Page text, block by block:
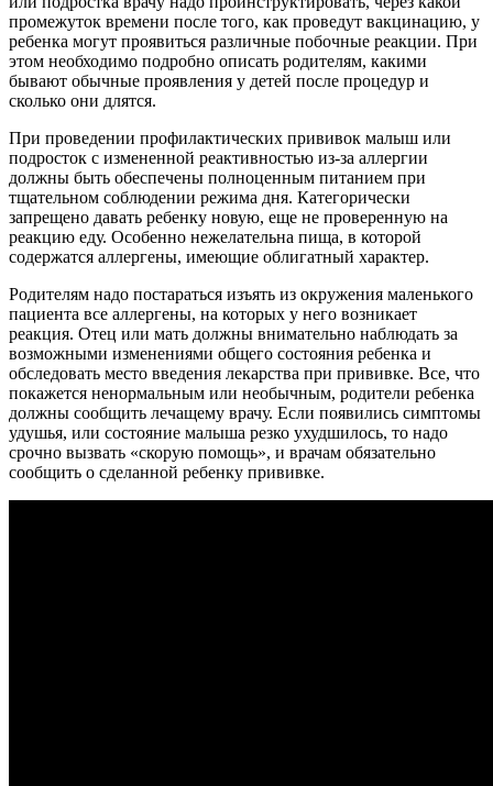
промежуток времени после того, как проведут вакцинацию, у
ребенка могут проявиться различные побочные реакции. При
этом необходимо подробно описать родителям, какими
бывают обычные проявления у детей после процедур и
сколько они длятся.
При проведении профилактических прививок малыш или
подросток с измененной реактивностью из-за аллергии
должны быть обеспечены полноценным питанием при
тщательном соблюдении режима дня. Категорически
запрещено давать ребенку новую, еще не проверенную на
реакцию еду. Особенно нежелательна пища, в которой
содержатся аллергены, имеющие облигатный характер.
Родителям надо постараться изъять из окружения маленького
пациента все аллергены, на которых у него возникает
реакция. Отец или мать должны внимательно наблюдать за
возможными изменениями общего состояния ребенка и
обследовать место введения лекарства при прививке. Все, что
покажется ненормальным или необычным, родители ребенка
должны сообщить лечащему врачу. Если появились симптомы
удушья, или состояние малыша резко ухудшилось, то надо
срочно вызвать «скорую помощь», и врачам обязательно
сообщить о сделанной ребенку прививке.